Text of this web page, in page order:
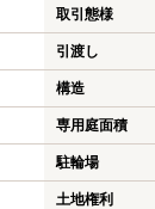
取引態様
引渡し
構造
専用庭面積
駐輪場
土地権利